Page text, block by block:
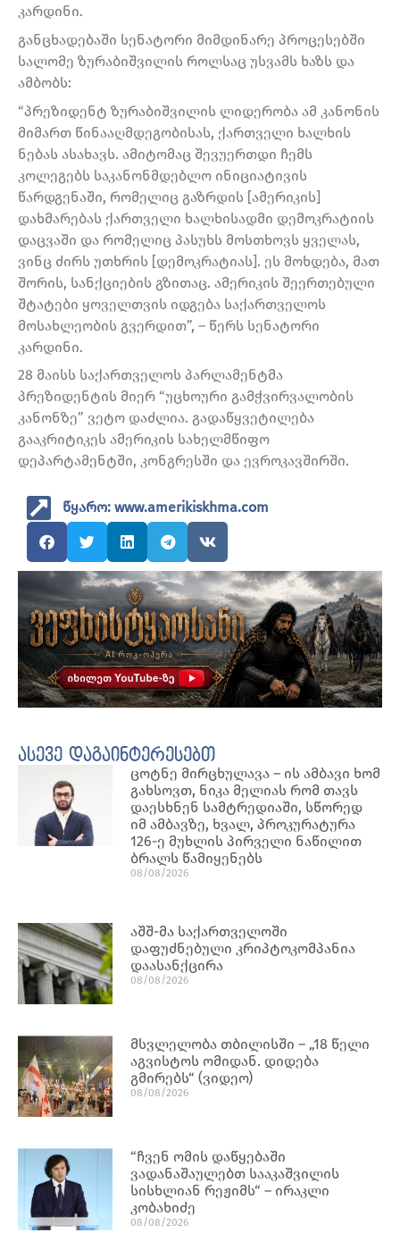
კარდინი.
განცხადებაში სენატორი მიმდინარე პროცესებში
სალომე ზურაბიშვილის როლსაც უსვამს ხაზს და
ამბობს:
“პრეზიდენტ ზურაბიშვილის ლიდერობა ამ კანონის
მიმართ წინააღმდეგობისას, ქართველი ხალხის
ნებას ასახავს. ამიტომაც შევუერთდი ჩემს
კოლეგებს საკანონმდებლო ინიციატივის
წარდგენაში, რომელიც გაზრდის [ამერიკის]
დახმარებას ქართველი ხალხისადმი დემოკრატიის
დაცვაში და რომელიც პასუხს მოსთხოვს ყველას,
ვინც ძირს უთხრის [დემოკრატიას]. ეს მოხდება, მათ
შორის, სანქციების გზითაც. ამერიკის შეერთებული
შტატები ყოველთვის იდგება საქართველოს
მოსახლეობის გვერდით”, – წერს სენატორი
კარდინი.
28 მაისს საქართველოს პარლამენტმა
პრეზიდენტის მიერ “უცხოური გამჭვირვალობის
კანონზე” ვეტო დაძლია. გადაწყვეტილება
გააკრიტიკეს ამერიკის სახელმწიფო
დეპარტამენტში, კონგრესში და ევროკავშირში.
წყარო: www.amerikiskhma.com
ასევე დაგაინტერესებთ
ცოტნე მირცხულავა – ის ამბავი ხომ
გახსოვთ, ნიკა მელიას რომ თავს
დაესხნენ სამტრედიაში, სწორედ
იმ ამბავზე, ხვალ, პროკურატურა
126-ე მუხლის პირველი ნაწილით
ბრალს წამიყენებს
08/08/2026
აშშ-მა საქართველოში
დაფუძნებული კრიპტოკომპანია
დაასანქცირა
08/08/2026
მსვლელობა თბილისში – „18 წელი
აგვისტოს ომიდან. დიდება
გმირებს“ (ვიდეო)
08/08/2026
“ჩვენ ომის დაწყებაში
ვადანაშაულებთ სააკაშვილის
სისხლიან რეჟიმს“ – ირაკლი
კობახიძე
08/08/2026